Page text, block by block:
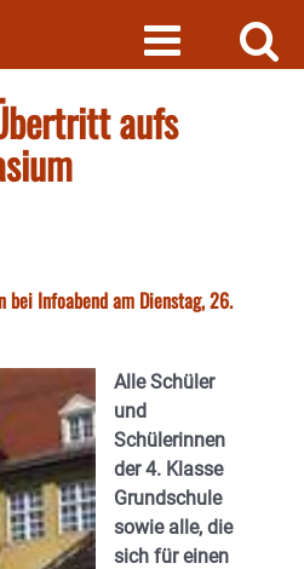
aufs
bei Infoabend am Dienstag, 26.
Alle Schüler
und
Schülerinnen
der 4. Klasse
Grundschule
sowie alle, die
sich für einen